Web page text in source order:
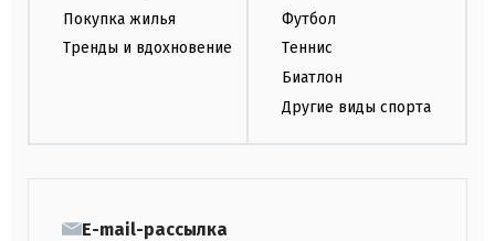
Покупка жилья
Тренды и вдохновение
Футбол
Теннис
Биатлон
Другие виды спорта
E-mail-рассылка